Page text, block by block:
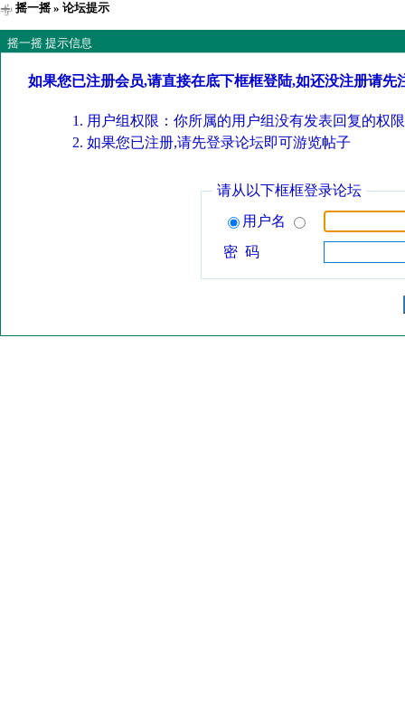
摇一摇» 论坛提示
摇一摇 提示信息
如果您已注册会员,请直接在底下框框登陆,如还没注册请先
用户组权限：你所属的用户组没有发表回复的权
如果您已注册,请先登录论坛即可游览帖子
请从以下框框登录论坛
用户名
密 码